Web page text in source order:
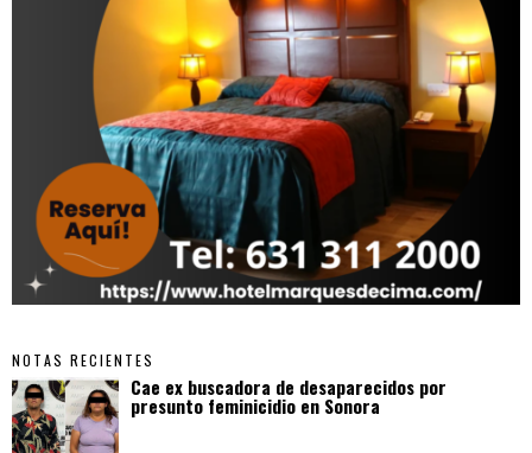
NOTAS RECIENTES
Cae ex buscadora de desaparecidos por
presunto feminicidio en Sonora